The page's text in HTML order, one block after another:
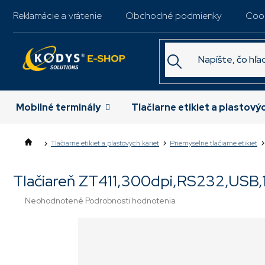
Reklamácie a vrátenie Obchodné podmienky
Mobilné terminály Tlačiarne etikiet a
Tlačiarne etikiet a plastových kariet Priemyselné tlačiarne etikiet
Tlačiareň
Priemerné
Neohodnotené Podrobnosti hodnotenia